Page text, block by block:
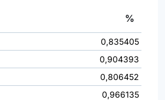
%
0,835405
0,904393
0,806452
0,966135